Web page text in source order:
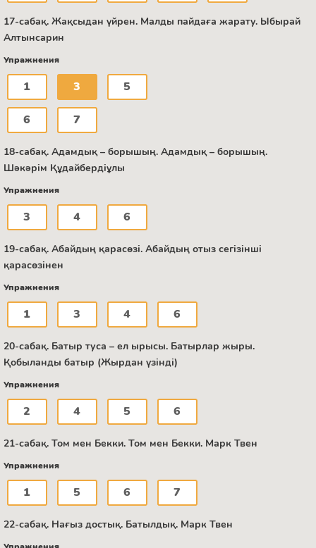
17-сабақ. Жақсыдан үйрен. Малды пайдаға жарату. Ыбырай
Алтынсарин
Упражнения
1 3 5
6 7
18-сабақ. Адамдық – борышың. Адамдық – борышың.
Шәкәрім Құдайбердіұлы
Упражнения
3 4 6
19-сабақ. Абайдың қарасөзі. Абайдың отыз сегізінші
қарасөзінен
Упражнения
1 3 4 6
20-сабақ. Батыр туса – ел ырысы. Батырлар жыры.
Қобыланды батыр (Жырдан үзінді)
Упражнения
2 4 5 6
21-сабақ. Том мен Бекки. Том мен Бекки. Марк Твен
Упражнения
1 5 6 7
22-сабақ. Нағыз достық. Батылдық. Марк Твен